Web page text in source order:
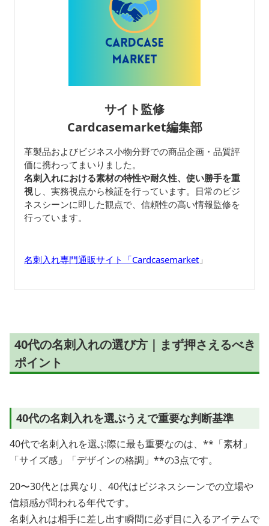
サイト監修
Cardcasemarket編集部
革製品およびビジネス小物分野での商品企画・品質評
価に携わってまいりました。
名刺入れにおける素材の特性や耐久性、使い勝手を重
視し、実務視点から検証を行っています。日常のビジ
ネスシーンに即した観点で、信頼性の高い情報監修を
行っています。
名刺入れ専門通販サイト「Cardcasemarket 」
40代の名刺入れの選び方｜まず押さえるべき
ポイント
40代の名刺入れを選ぶうえで重要な判断基準
40代で名刺入れを選ぶ際に最も重要なのは、**「素材」
「サイズ感」「デザインの格調」**の3点です。
20〜30代とは異なり、40代はビジネスシーンでの立場や
信頼感が問われる年代です。
名刺入れは相手に差し出す瞬間に必ず目に入るアイテムで